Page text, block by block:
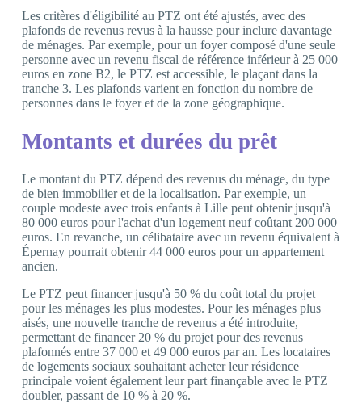
Les critères d'éligibilité au PTZ ont été ajustés, avec des
plafonds de revenus revus à la hausse pour inclure davantage
de ménages. Par exemple, pour un foyer composé d'une seule
personne avec un revenu fiscal de référence inférieur à 25 000
euros en zone B2, le PTZ est accessible, le plaçant dans la
tranche 3. Les plafonds varient en fonction du nombre de
personnes dans le foyer et de la zone géographique.
Montants et durées du prêt
Le montant du PTZ dépend des revenus du ménage, du type
de bien immobilier et de la localisation. Par exemple, un
couple modeste avec trois enfants à Lille peut obtenir jusqu'à
80 000 euros pour l'achat d'un logement neuf coûtant 200 000
euros. En revanche, un célibataire avec un revenu équivalent à
Épernay pourrait obtenir 44 000 euros pour un appartement
ancien.
Le PTZ peut financer jusqu'à 50 % du coût total du projet
pour les ménages les plus modestes. Pour les ménages plus
aisés, une nouvelle tranche de revenus a été introduite,
permettant de financer 20 % du projet pour des revenus
plafonnés entre 37 000 et 49 000 euros par an. Les locataires
de logements sociaux souhaitant acheter leur résidence
principale voient également leur part finançable avec le PTZ
doubler, passant de 10 % à 20 %.